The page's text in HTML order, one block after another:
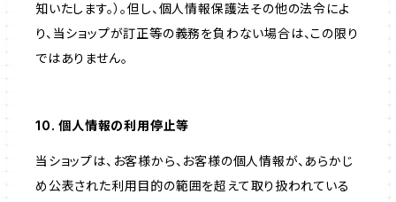
知いたします。）。但し、個人情報保護法その他の法令によ
り、当ショップが訂正等の義務を負わない場合は、この限り
ではありません。
10. 個人情報の利用停止等
当ショップは、お客様から、お客様の個人情報が、あらかじ
め公表された利用目的の範囲を超えて取り扱われている